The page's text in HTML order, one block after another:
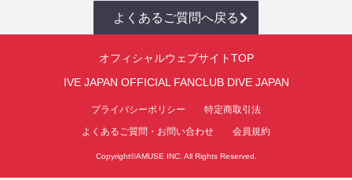
よくあるご質問へ戻る
オフィシャルウェブサイトTOP
IVE JAPAN OFFICIAL FANCLUB DIVE JAPAN
プライバシーポリシー
特定商取引法
よくあるご質問・お問い合わせ
会員規約
Copyright©AMUSE INC. All Rights Reserved.